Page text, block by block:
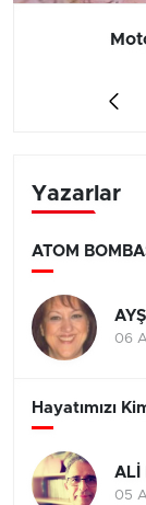
Yazarlar
ATOM
06
Hayatımızı
ALİ
05